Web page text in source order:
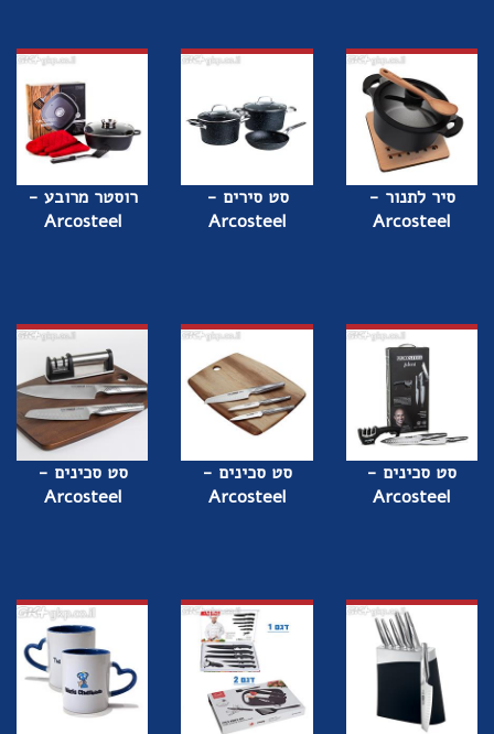
סיר לתנור -
Arcosteel
סט סירים -
Arcosteel
רוסטר מרובע -
Arcosteel
סט סכינים -
Arcosteel
סט סכינים -
Arcosteel
סט סכינים -
Arcosteel